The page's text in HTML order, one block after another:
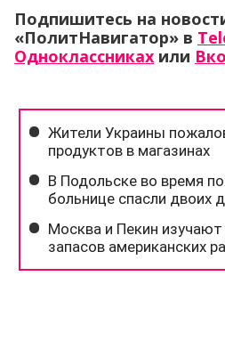
Подпишитесь на
«ПолитНавигатор» в
Одноклассниках или